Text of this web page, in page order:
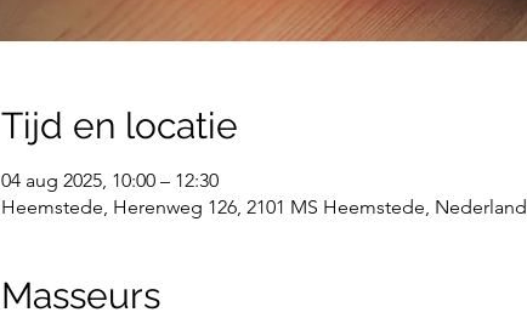
Tijd en locatie
04 aug 2025, 10:00 – 12:30
Heemstede, Herenweg 126, 2101 MS Heemstede, Nederland
Masseurs